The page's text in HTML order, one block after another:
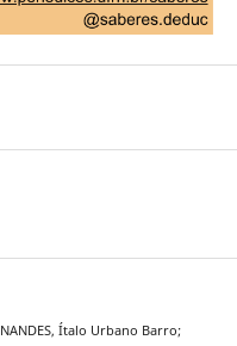
Ítalo Urbano Barro;